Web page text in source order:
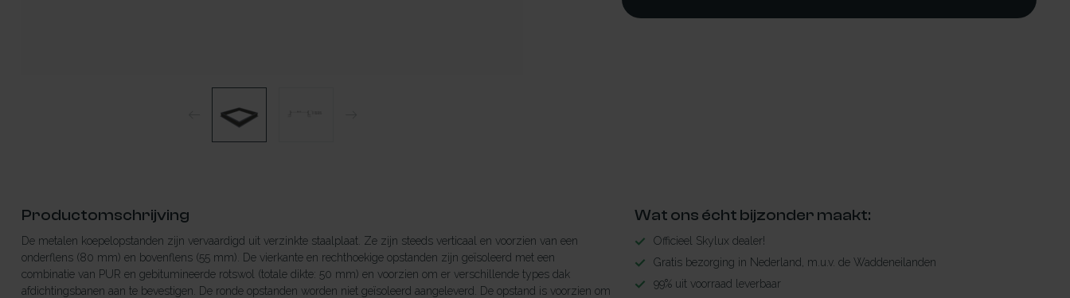
Productomschrijving
De metalen koepelopstanden zijn vervaardigd uit verzinkte staalplaat. Ze zijn steeds verticaal en voorzien van een
onderflens (80 mm) en bovenflens (55 mm). De vierkante en rechthoekige opstanden zijn geïsoleerd met een
combinatie van PUR en gebitumineerde rotswol (totale dikte: 50 mm) en voorzien om er verschillende types dak
afdichtingsbanen aan te bevestigen. De ronde opstanden worden niet geïsoleerd aangeleverd. De opstand is voorzien om
Wat ons écht bijzonder maakt:
Officieel Skylux dealer!
Gratis bezorging in Nederland, m.u.v. de Waddeneilanden
99% uit voorraad leverbaar